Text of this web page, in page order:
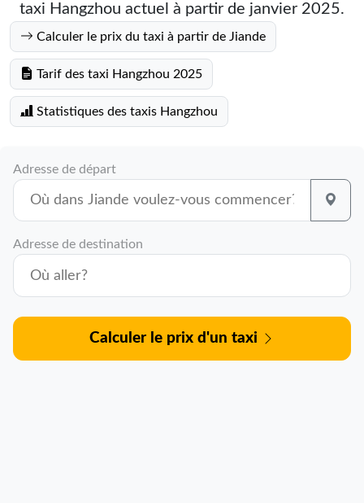
taxi Hangzhou actuel à partir de janvier 2025.
Calculer le prix du taxi à partir de Jiande
Tarif des taxi Hangzhou 2025
Statistiques des taxis Hangzhou
Adresse de départ
Adresse de destination
Calculer le prix d'un taxi